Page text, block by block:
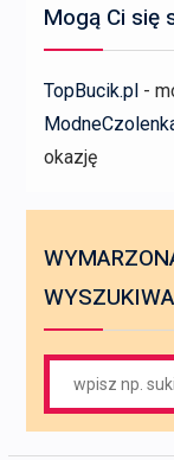
Mogą Ci się
TopBucik.pl -
okazję
for: